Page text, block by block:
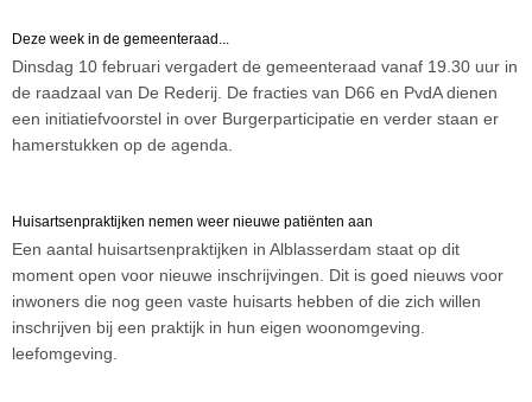
Deze week in de gemeenteraad...
Dinsdag 10 februari vergadert de gemeenteraad vanaf 19.30 uur in
de raadzaal van De Rederij. De fracties van D66 en PvdA dienen
een initiatiefvoorstel in over Burgerparticipatie en verder staan er
hamerstukken op de agenda.
Huisartsenpraktijken nemen weer nieuwe patiënten aan
Een aantal huisartsenpraktijken in Alblasserdam staat op dit
moment open voor nieuwe inschrijvingen. Dit is goed nieuws voor
inwoners die nog geen vaste huisarts hebben of die zich willen
inschrijven bij een praktijk in hun eigen woonomgeving.
leefomgeving.